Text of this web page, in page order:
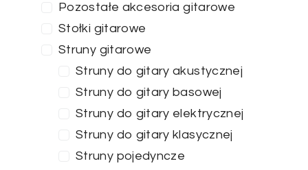
Pozostałe akcesoria gitarowe
Stołki gitarowe
Struny gitarowe
Struny do gitary akustycznej
Struny do gitary basowej
Struny do gitary elektrycznej
Struny do gitary klasycznej
Struny pojedyncze